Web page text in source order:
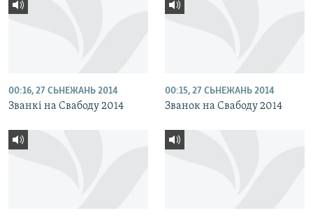
00:16, 27 СЬНЕЖАНЬ 2014
Званкі на Свабоду 2014
00:15, 27 СЬНЕЖАНЬ 2014
Званок на Свабоду 2014